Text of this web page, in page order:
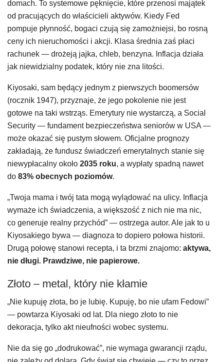
domach. To systemowe pęknięcie, które przenosi majątek
od pracujących do właścicieli aktywów. Kiedy Fed
pompuje płynność, bogaci czują się zamożniejsi, bo rosną
ceny ich nieruchomości i akcji. Klasa średnia zaś płaci
rachunek — drożeją jajka, chleb, benzyna. Inflacja działa
jak niewidzialny podatek, który nie zna litości.
Kiyosaki, sam będący jednym z pierwszych boomersów
(rocznik 1947), przyznaje, że jego pokolenie nie jest
gotowe na taki wstrząs. Emerytury nie wystarczą, a Social
Security — fundament bezpieczeństwa seniorów w USA —
może okazać się pustym słowem. Oficjalne prognozy
zakładają, że fundusz świadczeń emerytalnych stanie się
niewypłacalny około 2035 roku, a wypłaty spadną nawet
do 83% obecnych poziomów.
„Twoja mama i twój tata mogą wylądować na ulicy. Inflacja
wymaże ich świadczenia, a większość z nich nie ma nic,
co generuje realny przychód” — ostrzega autor. Ale jak to u
Kiyosakiego bywa — diagnoza to dopiero połowa historii.
Drugą połowę stanowi recepta, i ta brzmi znajomo: aktywa,
nie długi. Prawdziwe, nie papierowe.
Złoto – metal, który nie kłamie
„Nie kupuję złota, bo je lubię. Kupuję, bo nie ufam Fedowi”
— powtarza Kiyosaki od lat. Dla niego złoto to nie
dekoracja, tylko akt nieufności wobec systemu.
Nie da się go „dodrukować”, nie wymaga gwarancji rządu,